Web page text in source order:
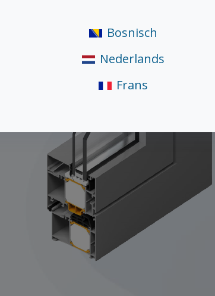
Bosnisch
Nederlands
Frans